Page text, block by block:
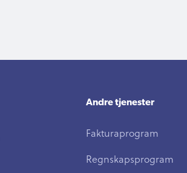
Andre tjenester
Fakturaprogram
Regnskapsprogram